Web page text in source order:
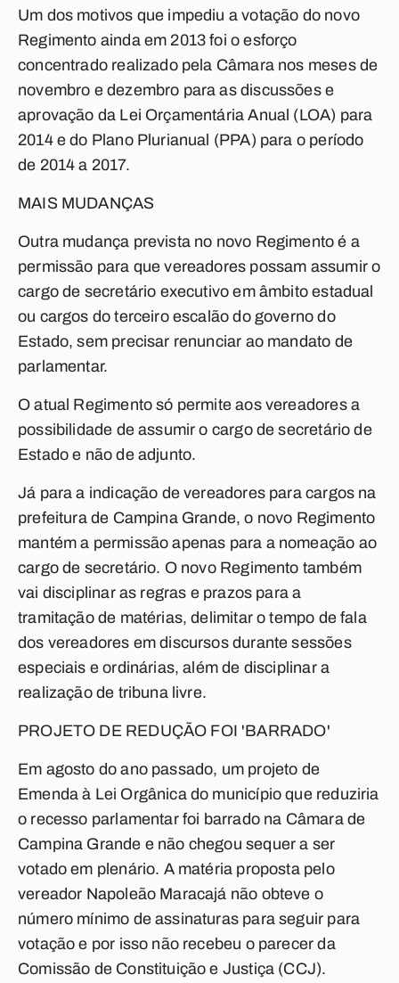
Um dos motivos que impediu a votação do novo
Regimento ainda em 2013 foi o esforço
concentrado realizado pela Câmara nos meses de
novembro e dezembro para as discussões e
aprovação da Lei Orçamentária Anual (LOA) para
2014 e do Plano Plurianual (PPA) para o período
de 2014 a 2017.
MAIS MUDANÇAS
Outra mudança prevista no novo Regimento é a
permissão para que vereadores possam assumir o
cargo de secretário executivo em âmbito estadual
ou cargos do terceiro escalão do governo do
Estado, sem precisar renunciar ao mandato de
parlamentar.
O atual Regimento só permite aos vereadores a
possibilidade de assumir o cargo de secretário de
Estado e não de adjunto.
Já para a indicação de vereadores para cargos na
prefeitura de Campina Grande, o novo Regimento
mantém a permissão apenas para a nomeação ao
cargo de secretário. O novo Regimento também
vai disciplinar as regras e prazos para a
tramitação de matérias, delimitar o tempo de fala
dos vereadores em discursos durante sessões
especiais e ordinárias, além de disciplinar a
realização de tribuna livre.
PROJETO DE REDUÇÃO FOI 'BARRADO'
Em agosto do ano passado, um projeto de
Emenda à Lei Orgânica do município que reduziria
o recesso parlamentar foi barrado na Câmara de
Campina Grande e não chegou sequer a ser
votado em plenário. A matéria proposta pelo
vereador Napoleão Maracajá não obteve o
número mínimo de assinaturas para seguir para
votação e por isso não recebeu o parecer da
Comissão de Constituição e Justiça (CCJ).